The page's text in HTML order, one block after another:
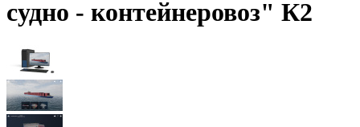
судно - контейнеровоз" К2